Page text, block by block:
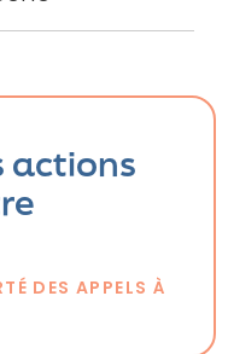
actions
DES APPELS À